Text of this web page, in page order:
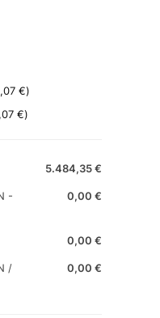
€)
€)
5.484,35€
-
0,00 €
0,00 €
/
0,00 €